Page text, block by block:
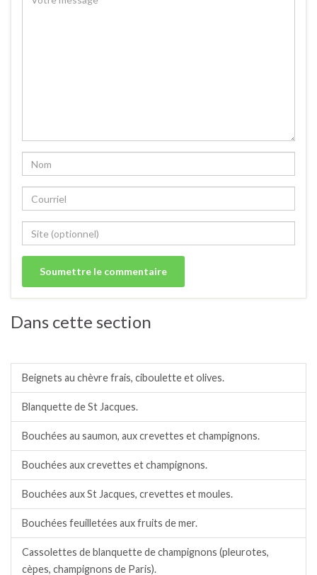
Dans cette section
Beignets au chèvre frais, ciboulette et olives.
Blanquette de St Jacques.
Bouchées au saumon, aux crevettes et champignons.
Bouchées aux crevettes et champignons.
Bouchées aux St Jacques, crevettes et moules.
Bouchées feuilletées aux fruits de mer.
Cassolettes de blanquette de champignons (pleurotes,
cèpes, champignons de Paris).